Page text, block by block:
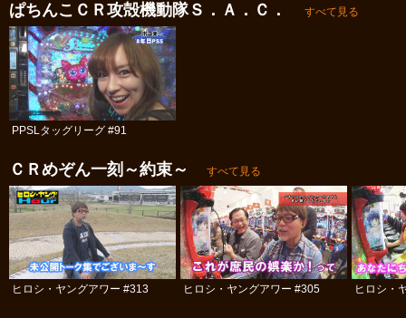
ぱちんこＣＲ攻殻機動隊Ｓ．Ａ．Ｃ． すべて見る
PPSLタッグリーグ #91
ＣＲめぞん一刻～約束～ すべて見る
ヒロシ・ヤングアワー #313 ヒロシ・ヤングアワー #305 ヒロシ・